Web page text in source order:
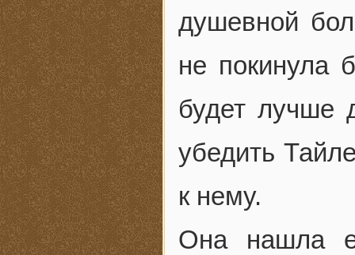
душевной
не покинула
будет лучше
убедить
к нему.
Она нашла